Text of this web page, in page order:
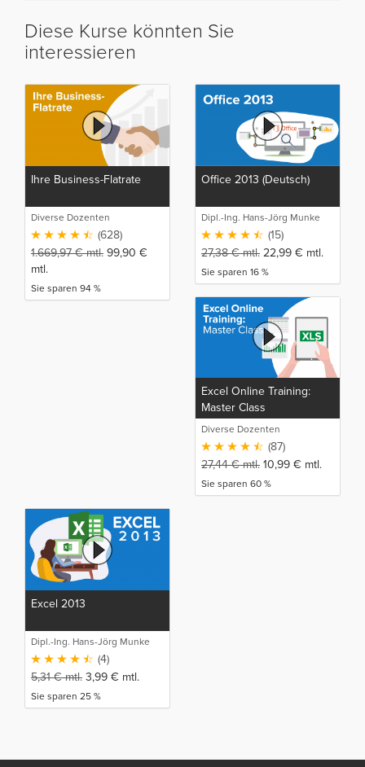
Diese Kurse könnten Sie
interessieren
Ihre Business-Flatrate
Diverse Dozenten
(628)
1.669,97€mtl. 99,90 €
mtl.
Sie sparen 94 %
Office 2013 (Deutsch)
Dipl.-Ing. Hans-Jörg Munke
(15)
27,38€mtl. 22,99 € mtl.
Sie sparen 16 %
Excel Online Training:
Master Class
Diverse Dozenten
(87)
27,44€mtl. 10,99 € mtl.
Sie sparen 60 %
Excel 2013
Dipl.-Ing. Hans-Jörg Munke
(4)
5,31€mtl. 3,99 € mtl.
Sie sparen 25 %